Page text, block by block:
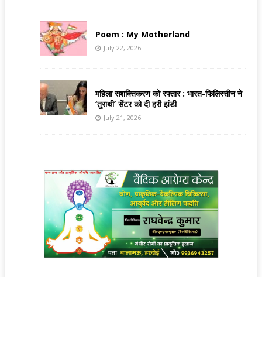
Poem : My Motherland
July 22, 2026
महिला सशक्तिकरण को रफ्तार : भारत-फिलिस्तीन ने
‘तुराथी’ सेंटर को दी हरी झंडी
July 21, 2026